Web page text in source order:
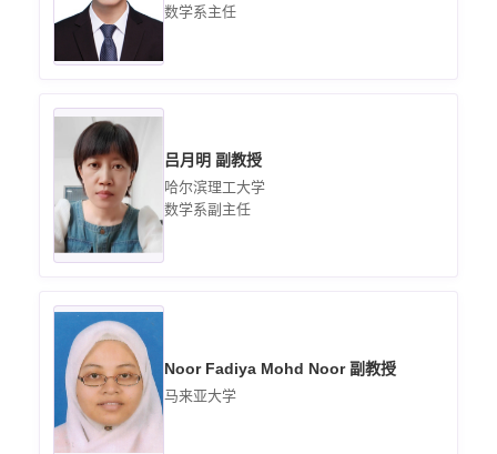
数学系主任
吕月明 副教授
哈尔滨理工大学
数学系副主任
Noor Fadiya Mohd Noor 副教授
马来亚大学